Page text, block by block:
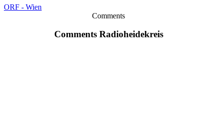
ORF - Wien
Comments
Comments Radioheidekreis